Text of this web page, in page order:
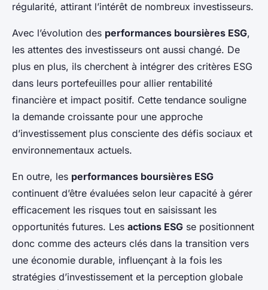
régularité, attirant l’intérêt de nombreux investisseurs.
Avec l’évolution des performances boursières ESG,
les attentes des investisseurs ont aussi changé. De
plus en plus, ils cherchent à intégrer des critères ESG
dans leurs portefeuilles pour allier rentabilité
financière et impact positif. Cette tendance souligne
la demande croissante pour une approche
d’investissement plus consciente des défis sociaux et
environnementaux actuels.
En outre, les performances boursières ESG
continuent d’être évaluées selon leur capacité à gérer
efficacement les risques tout en saisissant les
opportunités futures. Les actions ESG se positionnent
donc comme des acteurs clés dans la transition vers
une économie durable, influençant à la fois les
stratégies d’investissement et la perception globale